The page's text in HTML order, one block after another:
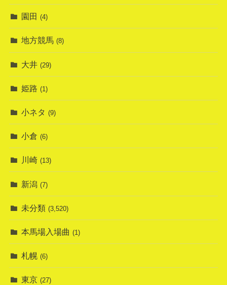
園田 (4)
地方競馬 (8)
大井 (29)
姫路 (1)
小ネタ (9)
小倉 (6)
川崎 (13)
新潟 (7)
未分類 (3,520)
本馬場入場曲 (1)
札幌 (6)
東京 (27)